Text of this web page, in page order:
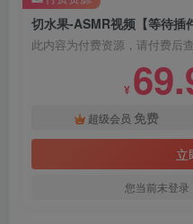
切水果-ASMR视频【等待插
此内容为付费资源，请付费后
¥
超级会员 免费
立
您当前未登录